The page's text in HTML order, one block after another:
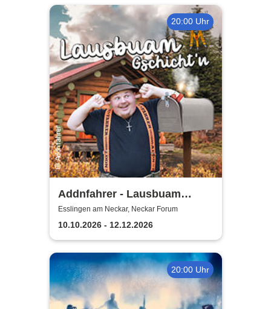
20:00 Uhr
Addnfahrer - Lausbuam
Gschicht'n
Esslingen am Neckar, Neckar Forum
10.10.2026 - 12.12.2026
20:00 Uhr